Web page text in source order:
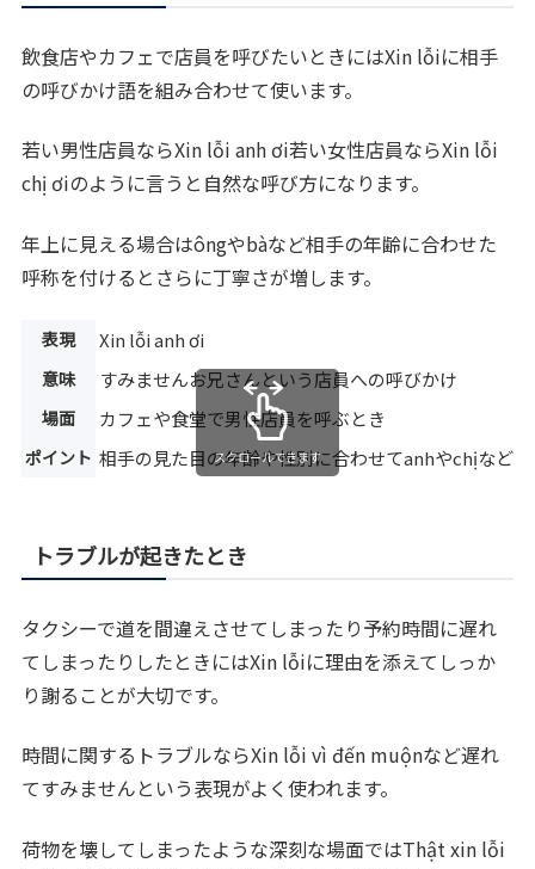
飲食店やカフェで店員を呼びたいときにはXin lỗiに相手
の呼びかけ語を組み合わせて使います。
若い男性店員ならXin lỗi anh ơi若い女性店員ならXin lỗi
chị ơiのように言うと自然な呼び方になります。
年上に見える場合はôngやbàなど相手の年齢に合わせた
呼称を付けるとさらに丁寧さが増します。
表現 Xin lỗi anh ơi
意味 すみませんお兄さんという店員への呼びかけ
場面 カフェや食堂で男性店員を呼ぶとき
ポイント 相手の見た目の年齢や性別に合わせてanhやchịなど
スクロールできます
トラブルが起きたとき
タクシーで道を間違えさせてしまったり予約時間に遅れ
てしまったりしたときにはXin lỗiに理由を添えてしっか
り謝ることが大切です。
時間に関するトラブルならXin lỗi vì đến muộnなど遅れ
てすみませんという表現がよく使われます。
荷物を壊してしまったような深刻な場面ではThật xin lỗi